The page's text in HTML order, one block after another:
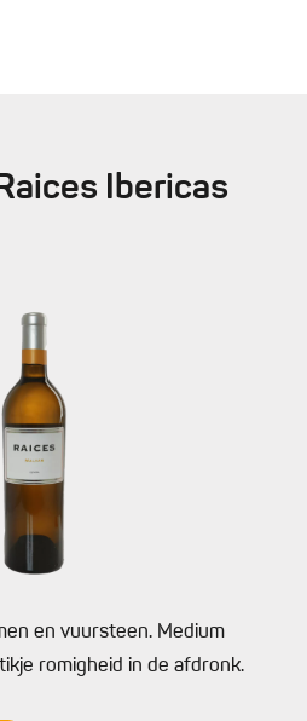
Ibericas
en vuursteen. Medium
romigheid in de afdronk.